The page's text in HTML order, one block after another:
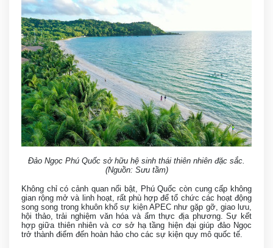
Đảo Ngọc Phú Quốc sở hữu hệ sinh thái thiên nhiên đặc sắc.
(Nguồn: Sưu tầm)
Không chỉ có cảnh quan nổi bật, Phú Quốc còn cung cấp không
gian rộng mở và linh hoạt, rất phù hợp để tổ chức các hoạt động
song song trong khuôn khổ sự kiện APEC như gặp gỡ, giao lưu,
hội thảo, trải nghiệm văn hóa và ẩm thực địa phương. Sự kết
hợp giữa thiên nhiên và cơ sở hạ tầng hiện đại giúp đảo Ngọc
trở thành điểm đến hoàn hảo cho các sự kiện quy mô quốc tế.